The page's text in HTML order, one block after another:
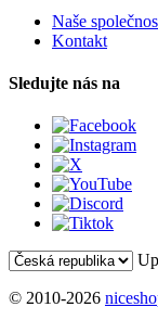
Naše
Kontakt
Sledujte nás na
© 2010-2026